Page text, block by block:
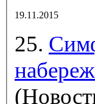
19.11.2015
25.